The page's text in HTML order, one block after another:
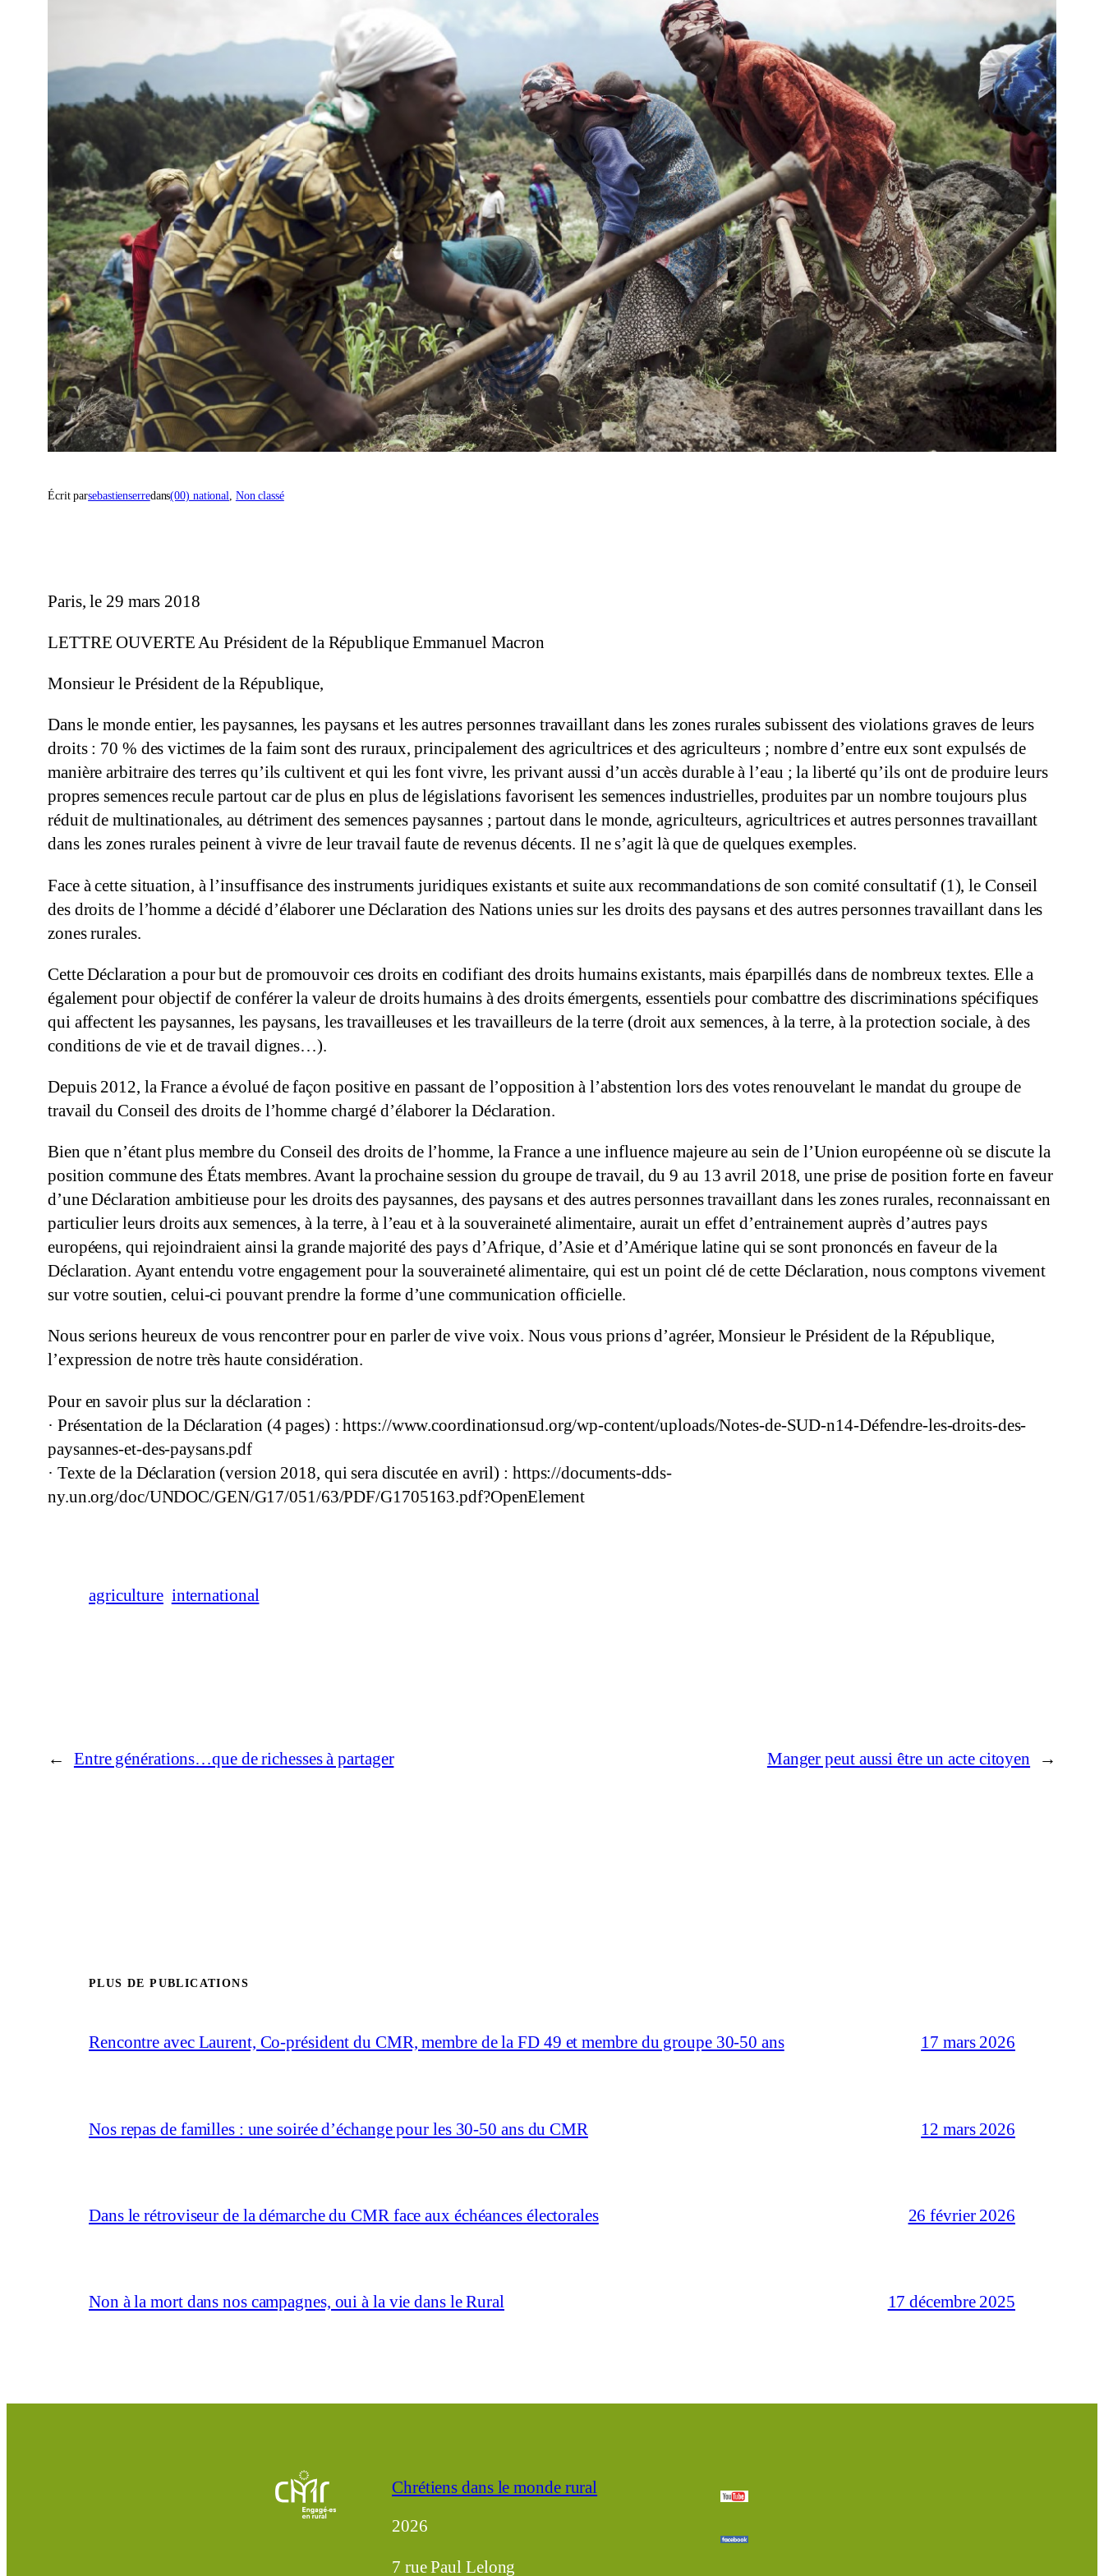
Écrit parsebastienserredans(00) national Non classé
Paris, le 29 mars 2018
LETTRE OUVERTE Au Président de la République Emmanuel Macron
Monsieur le Président de la République,
Dans le monde entier, les paysannes, les paysans et les autres personnes travaillant dans les zones rurales subissent des violations graves de leurs
droits : 70 % des victimes de la faim sont des ruraux, principalement des agricultrices et des agriculteurs ; nombre d’entre eux sont expulsés de
manière arbitraire des terres qu’ils cultivent et qui les font vivre, les privant aussi d’un accès durable à l’eau ; la liberté qu’ils ont de produire leurs
propres semences recule partout car de plus en plus de législations favorisent les semences industrielles, produites par un nombre toujours plus
réduit de multinationales, au détriment des semences paysannes ; partout dans le monde, agriculteurs, agricultrices et autres personnes travaillant
dans les zones rurales peinent à vivre de leur travail faute de revenus décents. Il ne s’agit là que de quelques exemples.
Face à cette situation, à l’insuffisance des instruments juridiques existants et suite aux recommandations de son comité consultatif (1), le Conseil
des droits de l’homme a décidé d’élaborer une Déclaration des Nations unies sur les droits des paysans et des autres personnes travaillant dans les
zones rurales.
Cette Déclaration a pour but de promouvoir ces droits en codifiant des droits humains existants, mais éparpillés dans de nombreux textes. Elle a
également pour objectif de conférer la valeur de droits humains à des droits émergents, essentiels pour combattre des discriminations spécifiques
qui affectent les paysannes, les paysans, les travailleuses et les travailleurs de la terre (droit aux semences, à la terre, à la protection sociale, à des
conditions de vie et de travail dignes…).
Depuis 2012, la France a évolué de façon positive en passant de l’opposition à l’abstention lors des votes renouvelant le mandat du groupe de
travail du Conseil des droits de l’homme chargé d’élaborer la Déclaration.
Bien que n’étant plus membre du Conseil des droits de l’homme, la France a une influence majeure au sein de l’Union européenne où se discute la
position commune des États membres. Avant la prochaine session du groupe de travail, du 9 au 13 avril 2018, une prise de position forte en faveur
d’une Déclaration ambitieuse pour les droits des paysannes, des paysans et des autres personnes travaillant dans les zones rurales, reconnaissant en
particulier leurs droits aux semences, à la terre, à l’eau et à la souveraineté alimentaire, aurait un effet d’entrainement auprès d’autres pays
européens, qui rejoindraient ainsi la grande majorité des pays d’Afrique, d’Asie et d’Amérique latine qui se sont prononcés en faveur de la
Déclaration. Ayant entendu votre engagement pour la souveraineté alimentaire, qui est un point clé de cette Déclaration, nous comptons vivement
sur votre soutien, celui-ci pouvant prendre la forme d’une communication officielle.
Nous serions heureux de vous rencontrer pour en parler de vive voix. Nous vous prions d’agréer, Monsieur le Président de la République,
l’expression de notre très haute considération.
Pour en savoir plus sur la déclaration :
· Présentation de la Déclaration (4 pages) : https://www.coordinationsud.org/wp-content/uploads/Notes-de-SUD-n14-Défendre-les-droits-des-
paysannes-et-des-paysans.pdf
· Texte de la Déclaration (version 2018, qui sera discutée en avril) : https://documents-dds-
ny.un.org/doc/UNDOC/GEN/G17/051/63/PDF/G1705163.pdf?OpenElement
agriculture international
← Entre générations…que de richesses à partager Manger peut aussi être un acte citoyen →
PLUS DE PUBLICATIONS
Rencontre avec Laurent, Co-président du CMR, membre de la FD 49 et membre du groupe 30-50 ans 17 mars 2026
Nos repas de familles : une soirée d’échange pour les 30-50 ans du CMR 12 mars 2026
Dans le rétroviseur de la démarche du CMR face aux échéances électorales 26 février 2026
Non à la mort dans nos campagnes, oui à la vie dans le Rural 17 décembre 2025
Chrétiens dans le monde rural
2026
7 rue Paul Lelong